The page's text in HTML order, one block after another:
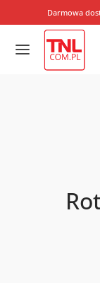
Darmowa